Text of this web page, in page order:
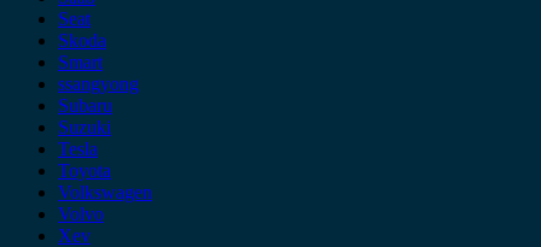
Seat
Skoda
Smart
ssangyong
Subaru
Suzuki
Tesla
Toyota
Volkswagen
Volvo
Xev